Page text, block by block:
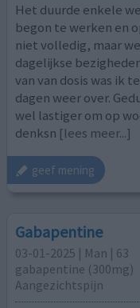
Het duurde enkele
begon te werken en
niet volledig, maar
dagelijkse
van van dosis was ik
dagen weer over.
wel lastiger om op
denksn [lees meer...]
geef mening
Gabapentine
03-01-2025 | Man | 63
gabapentine (300mg)
Aangezichtspijn